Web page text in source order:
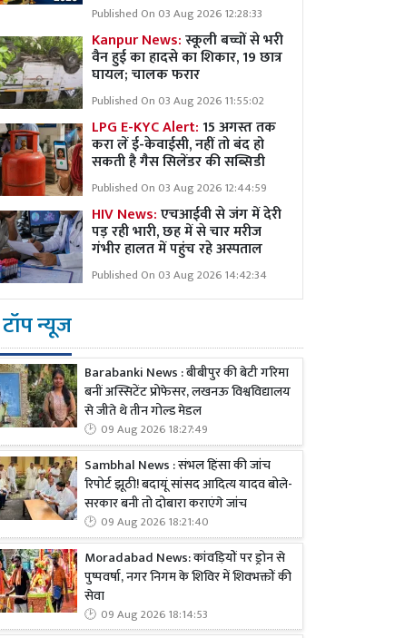
Published On 03 Aug 2026 12:28:33
Kanpur News:स्कूली बच्चों से भरी
वैन हुई का हादसे का शिकार, 19 छात्र
घायल; चालक फरार
Published On 03 Aug 2026 11:55:02
LPG E-KYC Alert:15 अगस्त तक
करा लें ई-केवाईसी, नहीं तो बंद हो
सकती है गैस सिलेंडर की सब्सिडी
Published On 03 Aug 2026 12:44:59
HIV News:एचआईवी से जंग में देरी
पड़ रही भारी, छह में से चार मरीज
गंभीर हालत में पहुंच रहे अस्पताल
Published On 03 Aug 2026 14:42:34
टॉप न्यूज
Barabanki News : बीबीपुर की बेटी गरिमा
बनीं अस्सिटेंट प्रोफेसर, लखनऊ विश्वविद्यालय
से जीते थे तीन गोल्ड मेडल
09 Aug 2026 18:27:49
Sambhal News : संभल हिंसा की जांच
रिपोर्ट झूठी! बदायूं सांसद आदित्य यादव बोले-
सरकार बनी तो दोबारा कराएंगे जांच
09 Aug 2026 18:21:40
Moradabad News: कांवड़ियों पर ड्रोन से
पुष्पवर्षा, नगर निगम के शिविर में शिवभक्तों की
सेवा
09 Aug 2026 18:14:53